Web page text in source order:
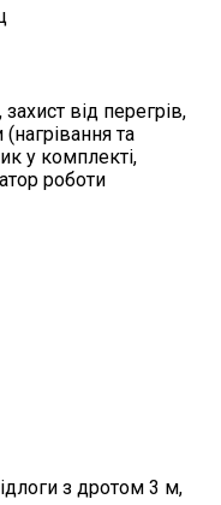
від перегрів,
та
у комплекті,
роботи
з дротом 3 м,